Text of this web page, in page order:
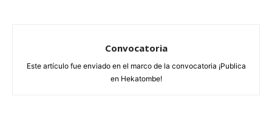
Convocatoria
Este artículo fue enviado en el marco de la convocatoria ¡Publica
en Hekatombe!